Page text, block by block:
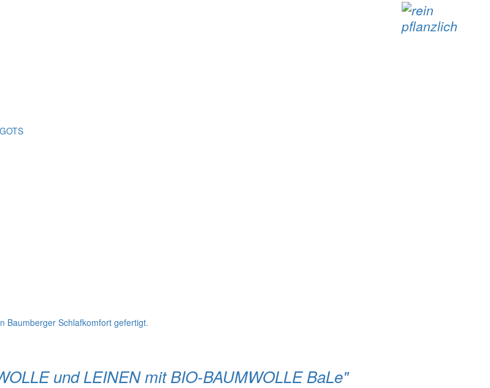
Baumberger Schlafkomfort gefertigt.
und LEINEN mit BIO-BAUMWOLLE BaLe"